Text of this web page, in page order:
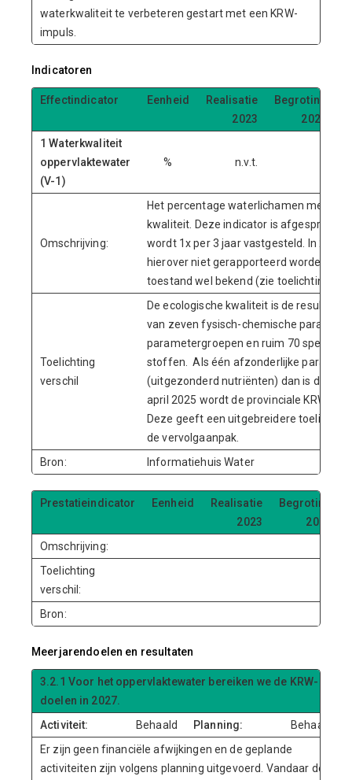
waterkwaliteit te verbeteren gestart met een KRW-
impuls.
Indicatoren
Effectindicator Eenheid
Realisatie
2023
Begroting
2024
1 Waterkwaliteit
oppervlaktewater
(V-1)
% n.v.t.
Omschrijving:
Het percentage waterlichamen met een
kwaliteit. Deze indicator is afgesproken
wordt 1x per 3 jaar vastgesteld. In 2023
hierover niet gerapporteerd worden.
toestand wel bekend (zie toelichting).
Toelichting
verschil
De ecologische kwaliteit is de
van zeven fysisch-chemische
parametergroepen en ruim 70 specifiek
stoffen. Als één afzonderlijke
(uitgezonderd nutriënten) dan is de
april 2025 wordt de provinciale KRW-
Deze geeft een uitgebreidere
de vervolgaanpak.
Bron:
Informatiehuis Water
Prestatieindicator Eenheid
Realisatie
2023
Begroting
2024
Omschrijving:
Toelichting
verschil:
Bron:
Meerjarendoelen en resultaten
3.2.1 Voor het oppervlaktewater bereiken we de KRW-
doelen in 2027.
Activiteit:
Behaald Planning:
Behaald
Er zijn geen financiële afwijkingen en de geplande
activiteiten zijn volgens planning uitgevoerd. Vandaar de